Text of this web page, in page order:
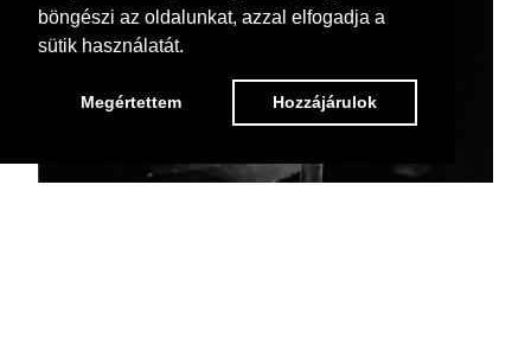
böngészi az oldalunkat, azzal elfogadja a
sütik használatát.
Megértettem Hozzájárulok